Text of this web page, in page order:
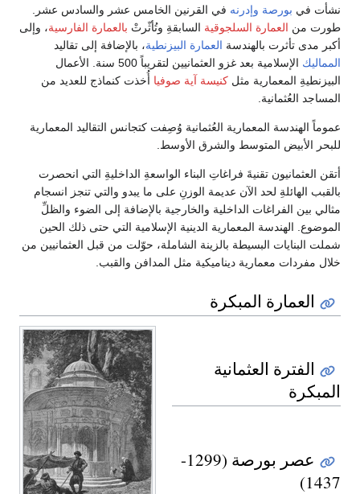
نشأت في بورصة وإدرنه في القرنين الخامس عشر والسادس عشر.
طورت من العمارة السلجوقية السابقةِ وتُأثّرتْ بالعمارة الفارسية، وإلى
أكبر مدى تأثرت بالهندسة العمارة البيزنطية، بالإضافة إلى تقاليد
المماليك
الإسلامية بعد غزو العثمانيين لتقريباً 500 سنة. الأعمال
البيزنطيةِ المعمارية مثل كنيسة آية صوفيا أُخذت كنماذج للعديد من
المساجد العُثمانية.
عموماً الهندسة المعمارية العُثمانية وُصِفت كتجانس التقاليد المعمارية
للبحر الأبيض المتوسط والشرق الأوسط.
أتقن العثمانيون تقنيةَ فراغاتِ البناء الواسعةِ الداخليةِ التي انحصرت
بالقبب الهائلةِ لحد الآن عديمة الوزنِ على ما يبدو والتي تنجز انسجام
مثالي بين الفراغات الداخلية والخارجية بالإضافة إلى الضوء والظلِّ
الموضوع. الهندسة المعمارية الدينية الإسلامية التي حتى ذلك الحين
شملت البنايات البسيطة بالزينة الشاملة، حوّلت من قبل العثمانيين من
خلال مفردات معمارية ديناميكية مثل المدافن والقبب.
العمارة المبكرة
الفترة العثمانية
المبكرة
عصر بورصة (1299-
1437)